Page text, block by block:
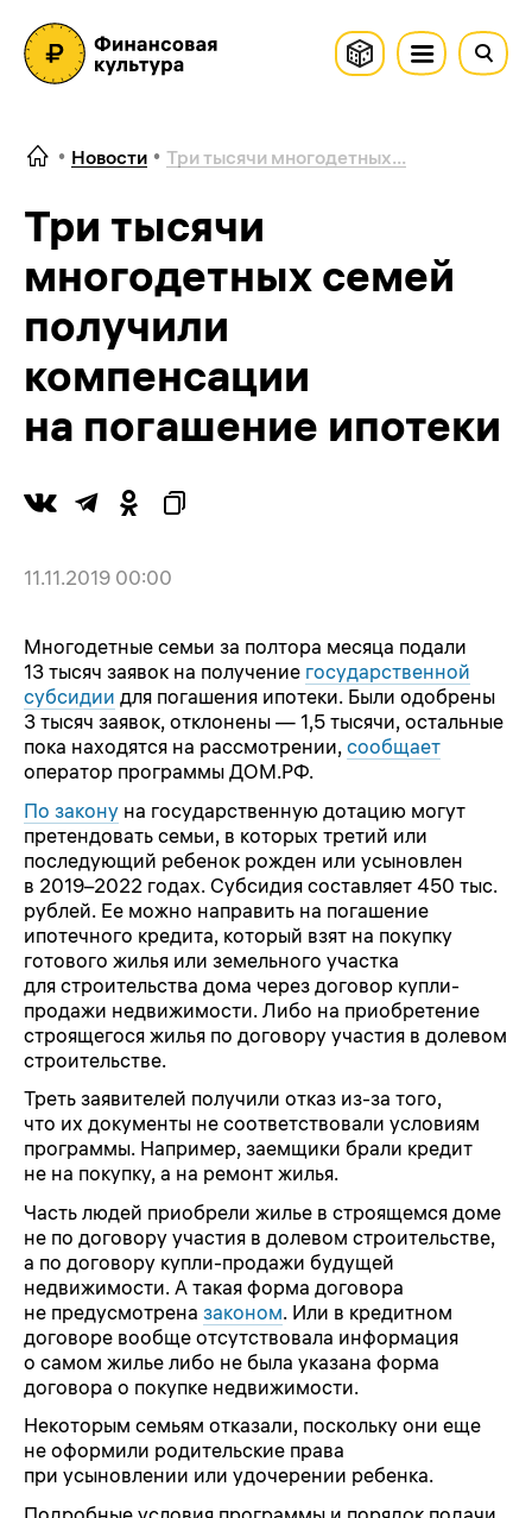
Новости Три тысячи многодетных...
Три тысячи
многодетных семей
получили
компенсации
на погашение ипотеки
11.11.2019 00:00
Многодетные семьи за полтора месяца подали
13 тысяч заявок на получение государственной
субсидии для погашения ипотеки. Были одобрены
3 тысяч заявок, отклонены — 1,5 тысячи, остальные
пока находятся на рассмотрении, сообщает
оператор программы ДОМ.РФ.
По закону на государственную дотацию могут
претендовать семьи, в которых третий или
последующий ребенок рожден или усыновлен
в 2019–2022 годах. Субсидия составляет 450 тыс.
рублей. Ее можно направить на погашение
ипотечного кредита, который взят на покупку
готового жилья или земельного участка
для строительства дома через договор купли-
продажи недвижимости. Либо на приобретение
строящегося жилья по договору участия в долевом
строительстве.
Треть заявителей получили отказ из-за того,
что их документы не соответствовали условиям
программы. Например, заемщики брали кредит
не на покупку, а на ремонт жилья.
Часть людей приобрели жилье в строящемся доме
не по договору участия в долевом строительстве,
а по договору купли-продажи будущей
недвижимости. А такая форма договора
не предусмотрена законом. Или в кредитном
договоре вообще отсутствовала информация
о самом жилье либо не была указана форма
договора о покупке недвижимости.
Некоторым семьям отказали, поскольку они еще
не оформили родительские права
при усыновлении или удочерении ребенка.